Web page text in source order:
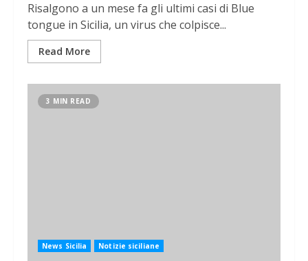
Risalgono a un mese fa gli ultimi casi di Blue
tongue in Sicilia, un virus che colpisce...
Read More
3 MIN READ
News Sicilia Notizie siciliane